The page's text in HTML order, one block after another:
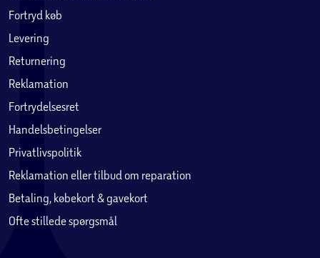
Fortryd køb
Levering
Returnering
Reklamation
Fortrydelsesret
Handelsbetingelser
Privatlivspolitik
Reklamation eller tilbud om reparation
Betaling, købekort & gavekort
Ofte stillede spørgsmål